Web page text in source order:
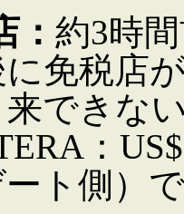
：約3時
に免税店
来できな
：
ト側）